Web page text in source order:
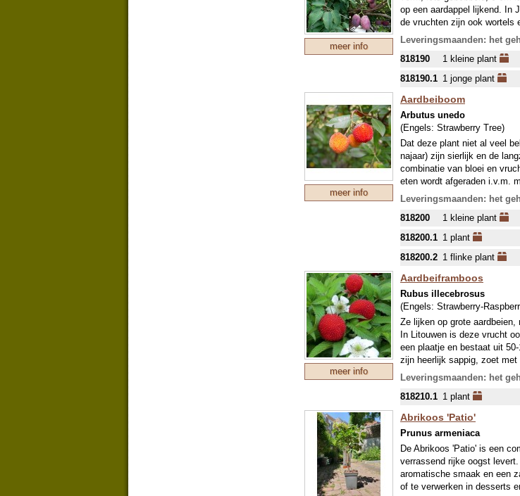
meer info
op een aardappel lijkend. In
de vruchten zijn ook wortels
schaduw, in elk geval in
maar dan kan deze flink
heerlijk zoet geurende,
lichte chocoladegeur. De
Leveringsmaanden: het
818190
1 kleine plant
818190.1 1 jonge plant
meer info
Aardbeiboom
Arbutus unedo
(Engels: Strawberry Tree)
Dat deze plant niet al veel
najaar) zijn sierlijk en de
combinatie van bloei en
eten wordt afgeraden i.v.m.
op een niet te natte plaats
Noord-Europa is tamelijk
zeer beschutte plekken. In
meter hoogte uitgroeien.
Leveringsmaanden: het
818200
1 kleine plant
818200.1 1 plant
818200.2 1 flinke plant
meer info
Aardbeiframboos
Rubus illecebrosus
(Engels: Strawberry-
Ze lijken op grote
In Litouwen is deze vrucht
een plaatje en bestaat uit
zijn heerlijk sappig, zoet
etc. De struik is winterhard
de plant bloeit en draagt
Leveringsmaanden: het
818210.1 1 plant
Abrikoos 'Patio'
Prunus armeniaca
De Abrikoos 'Patio' is een
verrassend rijke oogst
aromatische smaak en een
of te verwerken in desserts